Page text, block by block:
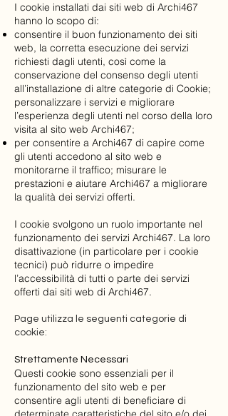
I cookie installati dai siti web di Archi467
hanno lo scopo di:
consentire il buon funzionamento dei siti
web, la corretta esecuzione dei servizi
richiesti dagli utenti, così come la
conservazione del consenso degli utenti
all’installazione di altre categorie di Cookie;
personalizzare i servizi e migliorare
l’esperienza degli utenti nel corso della loro
visita al sito web Archi467;
per consentire a Archi467 di capire come
gli utenti accedono al sito web e
monitorarne il traffico; misurare le
prestazioni e aiutare Archi467 a migliorare
la qualità dei servizi offerti.
I cookie svolgono un ruolo importante nel
funzionamento dei servizi Archi467. La loro
disattivazione (in particolare per i cookie
tecnici) può ridurre o impedire
l’accessibilità di tutti o parte dei servizi
offerti dai siti web di Archi467.
Page utilizza le seguenti categorie di
cookie:
Strettamente Necessari
Questi cookie sono essenziali per il
funzionamento del sito web e per
consentire agli utenti di beneficiare di